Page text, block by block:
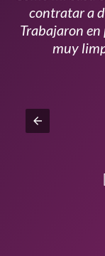
contratar a
Trabajaron
muy